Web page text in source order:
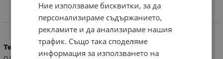
Характеристики
Тегло (кг.)
Ние използваме бисквитки, за да
персонализираме съдържанието,
рекламите и да анализираме нашия
трафик. Също така споделяме
информация за използването на